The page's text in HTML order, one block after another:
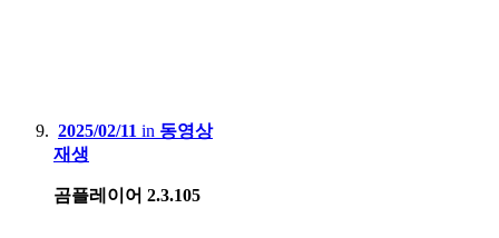
2025/02/11 in 동영상
재생
곰플레이어 2.3.105